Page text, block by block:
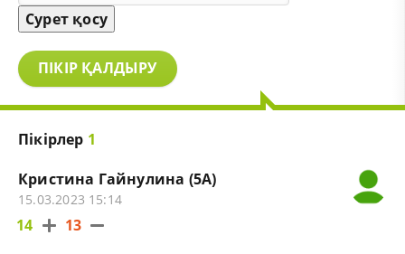
Сурет қосу
ПІКІР ҚАЛДЫРУ
Пікірлер 1
Кристина Гайнулина (5А)
15.03.2023 15:14
14 13